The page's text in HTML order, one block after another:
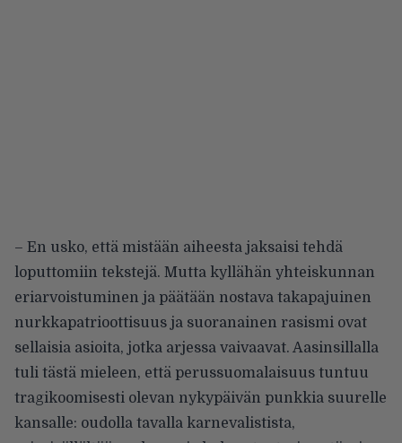
– En usko, että mistään aiheesta jaksaisi tehdä
loputtomiin tekstejä. Mutta kyllähän yhteiskunnan
eriarvoistuminen ja päätään nostava takapajuinen
nurkkapatrioottisuus ja suoranainen rasismi ovat
sellaisia asioita, jotka arjessa vaivaavat. Aasinsillalla
tuli tästä mieleen, että perussuomalaisuus tuntuu
tragikoomisesti olevan nykypäivän punkkia suurelle
kansalle: oudolla tavalla karnevalistista,